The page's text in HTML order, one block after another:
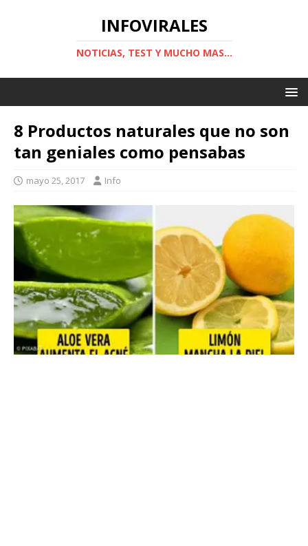
INFOVIRALES
NOTICIAS, TEST Y MUCHO MAS...
8 Productos naturales que no son
tan geniales como pensabas
mayo 25, 2017 Info